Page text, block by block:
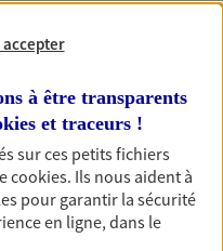
épargne : achat
ou voyage autour
rythme et
accepter
à être transparents
et traceurs !
sur ces petits fichiers
cookies. Ils nous aident à
pour garantir la sécurité
en ligne, dans le